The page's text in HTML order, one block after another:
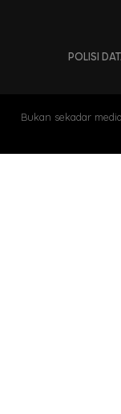
POLISI
Bukan sekadar